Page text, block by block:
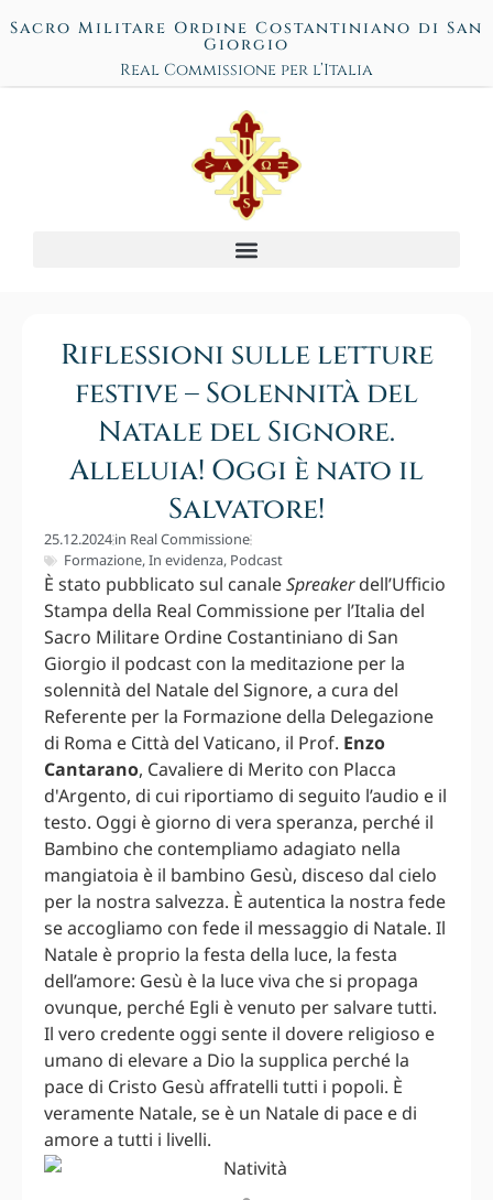
Sacro Militare Ordine Costantiniano di San
Giorgio
Real Commissione per l’Italia
Riflessioni sulle letture
festive – Solennità del
Natale del Signore.
Alleluia! Oggi è nato il
Salvatore!
25.12.2024in Real Commissione
Formazione,In evidenza, Podcast
È stato pubblicato sul canaleSpreakerdell’Ufficio
Stampa della Real Commissione per l’Italia del
Sacro Militare Ordine Costantiniano di San
Giorgio il podcast con la meditazione per la
solennità del Natale del Signore, a cura del
Referente per la Formazione della Delegazione
di Roma e Città del Vaticano, il Prof. Enzo
Cantarano, Cavaliere di Merito con Placca
d'Argento, di cui riportiamo di seguito l’audio e il
testo. Oggi è giorno di vera speranza, perché il
Bambino che contempliamo adagiato nella
mangiatoia è il bambino Gesù, disceso dal cielo
per la nostra salvezza. È autentica la nostra fede
se accogliamo con fede il messaggio di Natale. Il
Natale è proprio la festa della luce, la festa
dell’amore: Gesù è la luce viva che si propaga
ovunque, perché Egli è venuto per salvare tutti.
Il vero credente oggi sente il dovere religioso e
umano di elevare a Dio la supplica perché la
pace di Cristo Gesù affratelli tutti i popoli. È
veramente Natale, se è un Natale di pace e di
amore a tutti i livelli.